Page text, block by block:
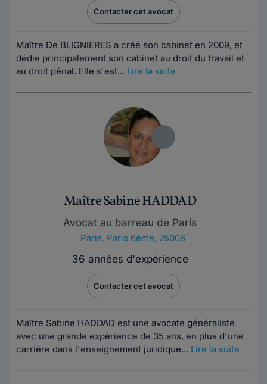
Contacter cet avocat
Maître De BLIGNIERES a créé son cabinet en 2009, et
dédie principalement son cabinet au droit du travail et
au droit pénal. Elle s'est... Lire la suite
Maître Sabine HADDAD
Avocat au barreau de Paris
Paris, Paris 6ème, 75006
36 années d'expérience
Contacter cet avocat
Maître Sabine HADDAD est une avocate généraliste
avec une grande expérience de 35 ans, en plus d'une
carrière dans l'enseignement juridique... Lire la suite